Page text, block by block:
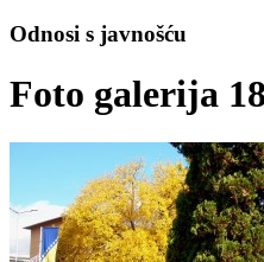
Odnosi s javnošću
Foto galerija